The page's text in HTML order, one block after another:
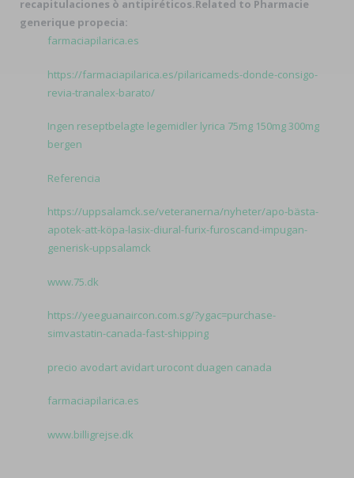
recapitulaciones ò antipiréticos.Related to Pharmacie
generique propecia:
farmaciapilarica.es
https://farmaciapilarica.es/pilaricameds-donde-consigo-
revia-tranalex-barato/
Ingen reseptbelagte legemidler lyrica 75mg 150mg 300mg
bergen
Referencia
https://uppsalamck.se/veteranerna/nyheter/apo-bästa-
apotek-att-köpa-lasix-diural-furix-furoscand-impugan-
generisk-uppsalamck
www.75.dk
https://yeeguanaircon.com.sg/?ygac=purchase-
simvastatin-canada-fast-shipping
precio avodart avidart urocont duagen canada
farmaciapilarica.es
www.billigrejse.dk